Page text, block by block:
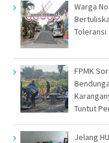
Warga
Toleransi
FPMK
Tuntut
Jelang